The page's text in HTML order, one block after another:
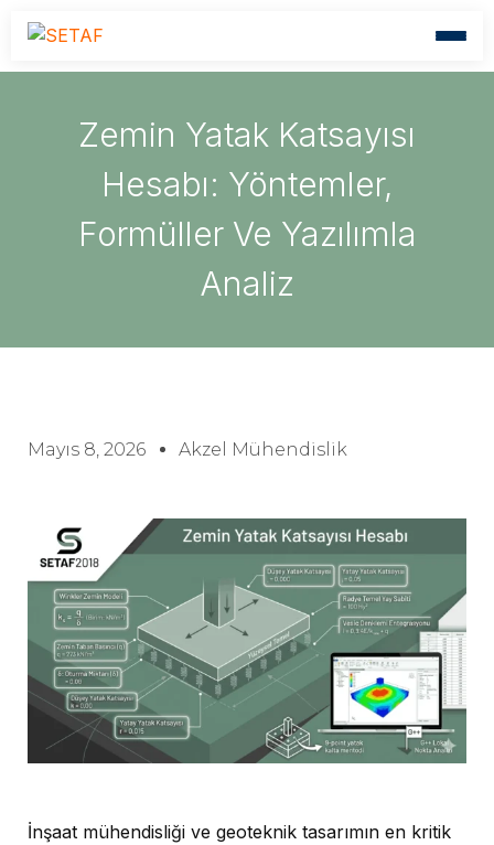
Zemin Yatak Katsayısı
Hesabı: Yöntemler,
Formüller Ve Yazılımla
Analiz
Mayıs 8, 2026 Akzel Mühendislik
İnşaat mühendisliği ve geoteknik tasarımın en kritik